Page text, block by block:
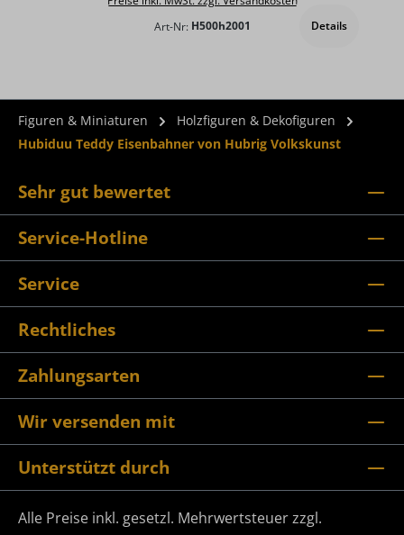
Art-Nr: H500h2001 Details
Figuren & Miniaturen
Holzfiguren & Dekofiguren
Hubiduu Teddy Eisenbahner von Hubrig Volkskunst
Sehr gut bewertet
Service-Hotline
Service
Rechtliches
Zahlungsarten
Wir versenden mit
Unterstützt durch
Alle Preise inkl. gesetzl. Mehrwertsteuer zzgl.